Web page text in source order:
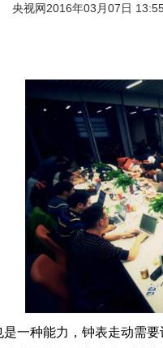
央视网2016年03月07日
一种能力，钟表走动需